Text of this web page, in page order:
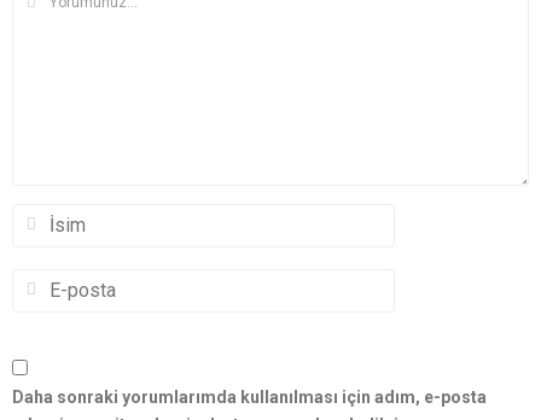
Daha sonraki yorumlarımda kullanılması için adım, e-posta